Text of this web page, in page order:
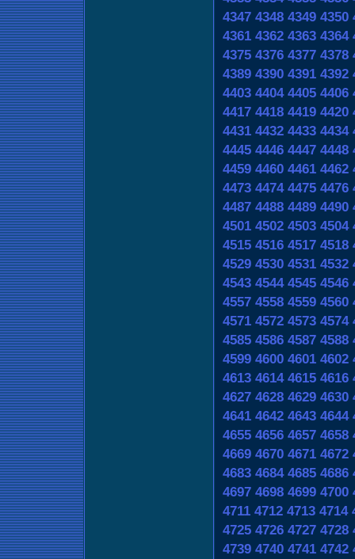
4347 4348 4349 4350
4361 4362 4363 4364
4375 4376 4377 4378
4389 4390 4391 4392
4403 4404 4405 4406
4417 4418 4419 4420
4431 4432 4433 4434
4445 4446 4447 4448
4459 4460 4461 4462
4473 4474 4475 4476
4487 4488 4489 4490
4501 4502 4503 4504
4515 4516 4517 4518
4529 4530 4531 4532
4543 4544 4545 4546
4557 4558 4559 4560
4571 4572 4573 4574
4585 4586 4587 4588
4599 4600 4601 4602
4613 4614 4615 4616
4627 4628 4629 4630
4641 4642 4643 4644
4655 4656 4657 4658
4669 4670 4671 4672
4683 4684 4685 4686
4697 4698 4699 4700
4711 4712 4713 4714
4725 4726 4727 4728
4739 4740 4741 4742